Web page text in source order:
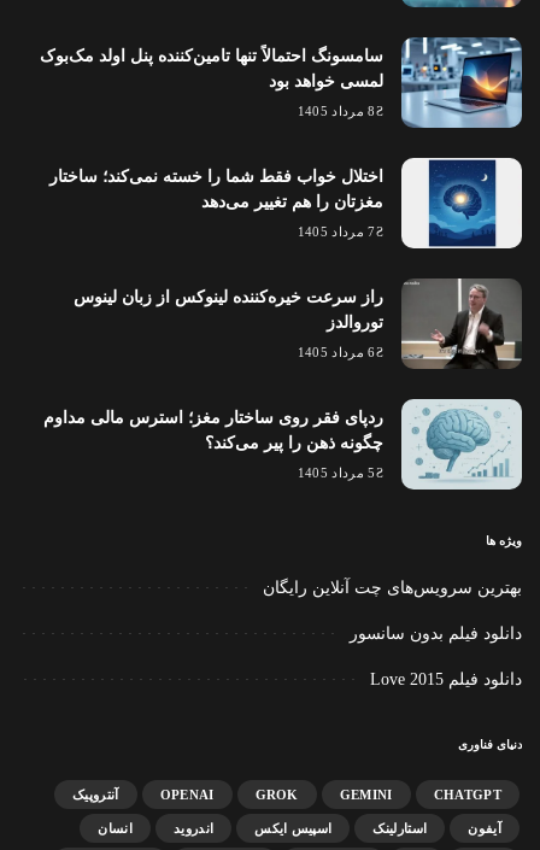
سامسونگ احتمالاً تنها تامین‌کننده پنل اولد مک‌بوک
لمسی خواهد بود
8 مرداد 1405
اختلال خواب فقط شما را خسته نمی‌کند؛ ساختار
مغزتان را هم تغییر می‌دهد
7 مرداد 1405
راز سرعت خیره‌کننده لینوکس از زبان لینوس
توروالدز
6 مرداد 1405
ردپای فقر روی ساختار مغز؛ استرس مالی مداوم
چگونه ذهن را پیر می‌کند؟
5 مرداد 1405
ویژه ها
بهترین سرویس‌های چت آنلاین رایگان
دانلود فیلم بدون سانسور
دانلود فیلم Love 2015
دنیای فناوری
CHATGPT
GEMINI
GROK
OPENAI آنتروپیک
آیفون استارلینک اسپیس ایکس اندروید انسان